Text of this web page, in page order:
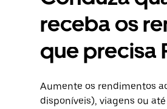
receba os
que precisa
Aumente os rendimentos
disponíveis), viagens ou